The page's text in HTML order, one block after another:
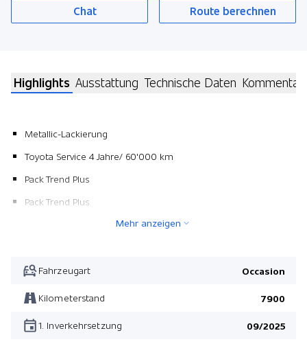
Chat Route berechnen
Highlights Ausstattung Technische Daten Kommentar
Metallic-Lackierung
Toyota Service 4 Jahre/ 60'000 km
Pack Trend Plus
Pack Trend Plus
Mehr anzeigen
Fahrzeugart Occasion
Kilometerstand 7900
1. Inverkehrsetzung 09/2025